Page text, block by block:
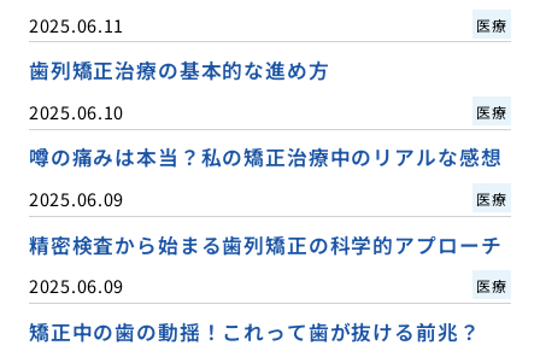
2025.06.11 医療
歯列矯正治療の基本的な進め方
2025.06.10 医療
噂の痛みは本当？私の矯正治療中のリアルな感想
2025.06.09 医療
精密検査から始まる歯列矯正の科学的アプローチ
2025.06.09 医療
矯正中の歯の動揺！これって歯が抜ける前兆？